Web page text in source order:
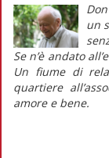
un
Se n’è andato
Un fiume di
quartiere
amore e bene.